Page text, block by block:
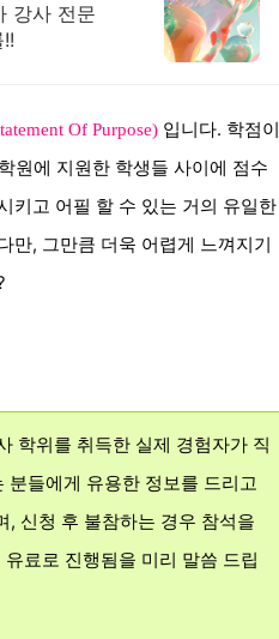
강사 전문
Of Purpose) 입니다. 학점이
원에 지원한 학생들 사이에 점수
키고 어필 할 수 있는 거의 유일한
만, 그만큼 더욱 어렵게 느껴지기
학위를 취득한 실제 경험자가 직
분들에게 유용한 정보를 드리고
, 신청 후 불참하는 경우 참석을
료로 진행됨을 미리 말씀 드립